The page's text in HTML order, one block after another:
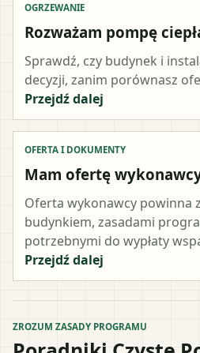
OGRZEWANIE
Rozważam pompę
Sprawdź, czy budynek i
decyzji, zanim porównasz
Przejdź dalej
OFERTA I DOKUMENTY
Mam ofertę
Oferta wykonawcy powinna
budynkiem, zasadami
potrzebnymi do wypłaty
Przejdź dalej
ZROZUM ZASADY PROGRAMU